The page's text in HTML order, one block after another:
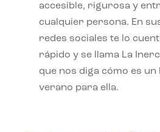
accesible, rigurosa y
cualquier persona. En
redes sociales te lo
rápido y se llama La
que nos diga cómo es un
verano para ella.